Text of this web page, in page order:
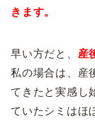
きます。
早い方だと、 産
私の場合は、産
てきたと実感し
ていたシミはほ